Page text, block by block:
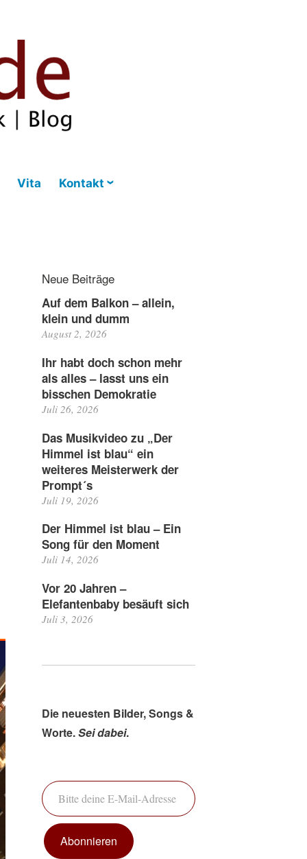
Vita Kontakt
Neue Beiträge
Auf dem Balkon – allein,
klein und dumm
August 2, 2026
Ihr habt doch schon mehr
als alles – lasst uns ein
bisschen Demokratie
Juli 26, 2026
Das Musikvideo zu „Der
Himmel ist blau“ ein
weiteres Meisterwerk der
Prompt´s
Juli 19, 2026
Der Himmel ist blau – Ein
Song für den Moment
Juli 14, 2026
Vor 20 Jahren –
Elefantenbaby besäuft sich
Juli 3, 2026
Die neuesten Bilder, Songs &
Worte.Sei dabei.
Bitte deine E-Mail-Adresse ein ...
Abonnieren